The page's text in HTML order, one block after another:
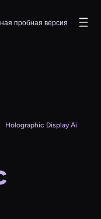
пробная версия
Holographic Display Ai